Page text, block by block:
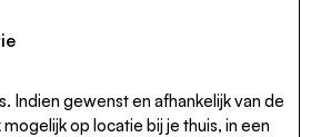
Indien gewenst en afhankelijk van de
op locatie bij je thuis, in een